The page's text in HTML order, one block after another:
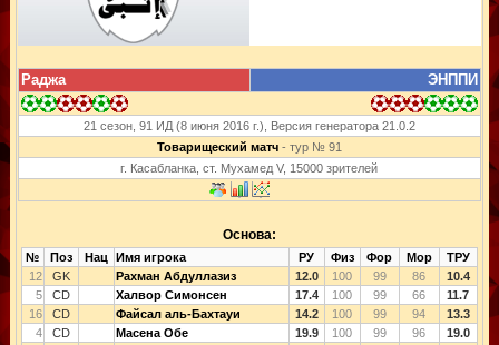
Раджа ЭНППИ
21 сезон, 91 ИД (8 июня 2016 г.), Версия генератора 21.0.2
Товарищеский матч- тур № 91
г. Касабланка, ст. Мухамед V, 15000 зрителей
Основа:
№ Поз Нац Имя игрока РУ Физ Фор Мор
ТРУ
12
GK Рахман Абдуллазиз 12.0 100 99 86
10.4
5
CD Халвор Симонсен 17.4 100 99 66
11.7
16
CD Файсал аль-Бахтауи 14.2 100 99 94
13.3
4
CD Масена Обе 19.9 100 99 96
19.0